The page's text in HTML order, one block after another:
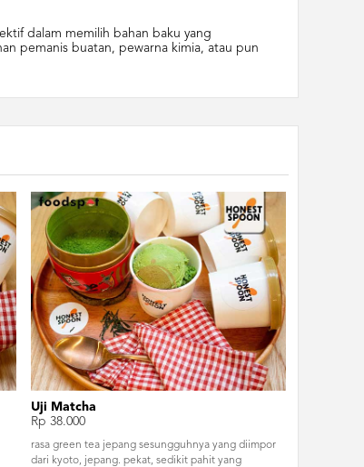
dalam memilih bahan baku yang
pemanis buatan, pewarna kimia, atau pun
Uji Matcha
Rp 38.000
rasa green tea jepang sesungguhnya yang diimpor
dari kyoto, jepang. pekat, sedikit pahit yang